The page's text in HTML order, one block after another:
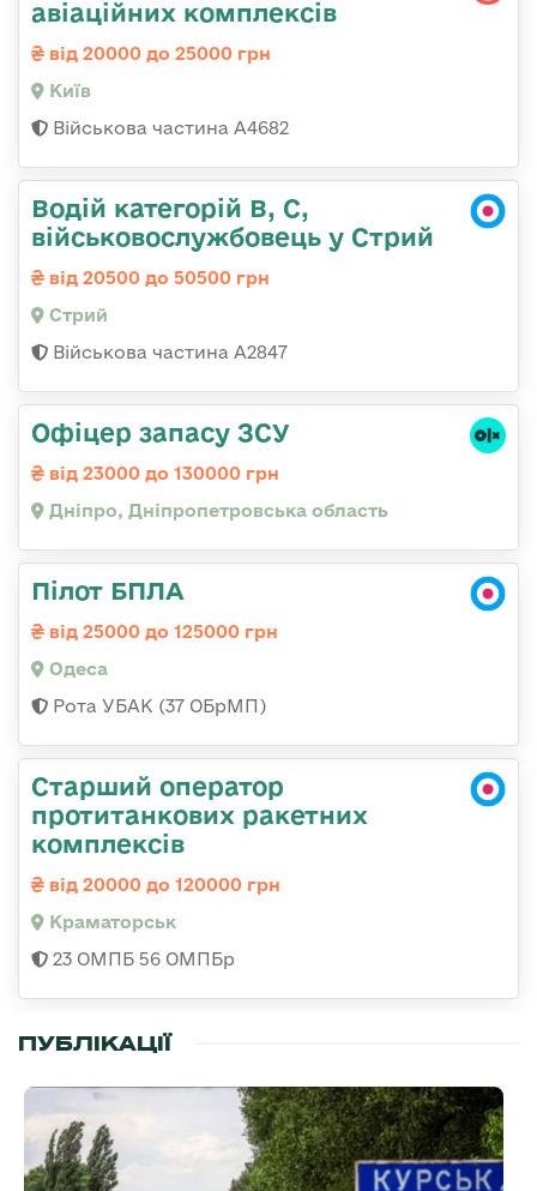
авіаційних комплексів
від 20000 до 25000 грн
Київ
Військова частина А4682
Водій категорій B, C,
військовослужбовець у Стрий
від 20500 до 50500 грн
Стрий
Військова частина А2847
Офіцер запасу ЗСУ
від 23000 до 130000 грн
Дніпро, Дніпропетровська область
Пілот БПЛА
від 25000 до 125000 грн
Одеса
Рота УБАК (37 ОБрМП)
Старший оператор
протитанкових ракетних
комплексів
від 20000 до 120000 грн
Краматорськ
23 ОМПБ 56 ОМПБр
ПУБЛІКАЦІЇ